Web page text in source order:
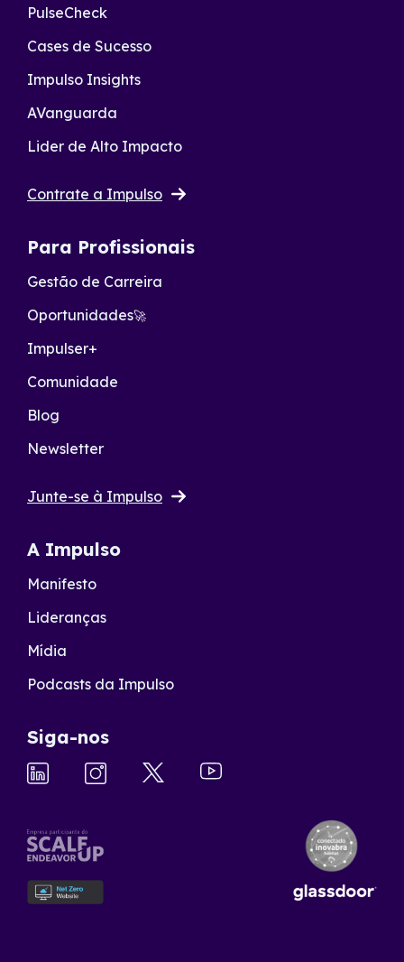
PulseCheck
Cases de Sucesso
Impulso Insights
AVanguarda
Lider de Alto Impacto
Contrate a Impulso
Para Profissionais
Gestão de Carreira
Oportunidades🚀
Impulser+
Comunidade
Blog
Newsletter
Junte-se à Impulso
A Impulso
Manifesto
Lideranças
Mídia
Podcasts da Impulso
Siga-nos